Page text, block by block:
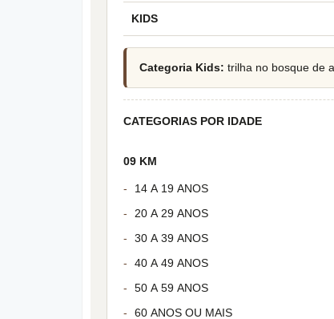
KIDS
Categoria Kids: trilha no bosque de
CATEGORIAS POR IDADE
09 KM
14 A 19 ANOS
20 A 29 ANOS
30 A 39 ANOS
40 A 49 ANOS
50 A 59 ANOS
60 ANOS OU MAIS